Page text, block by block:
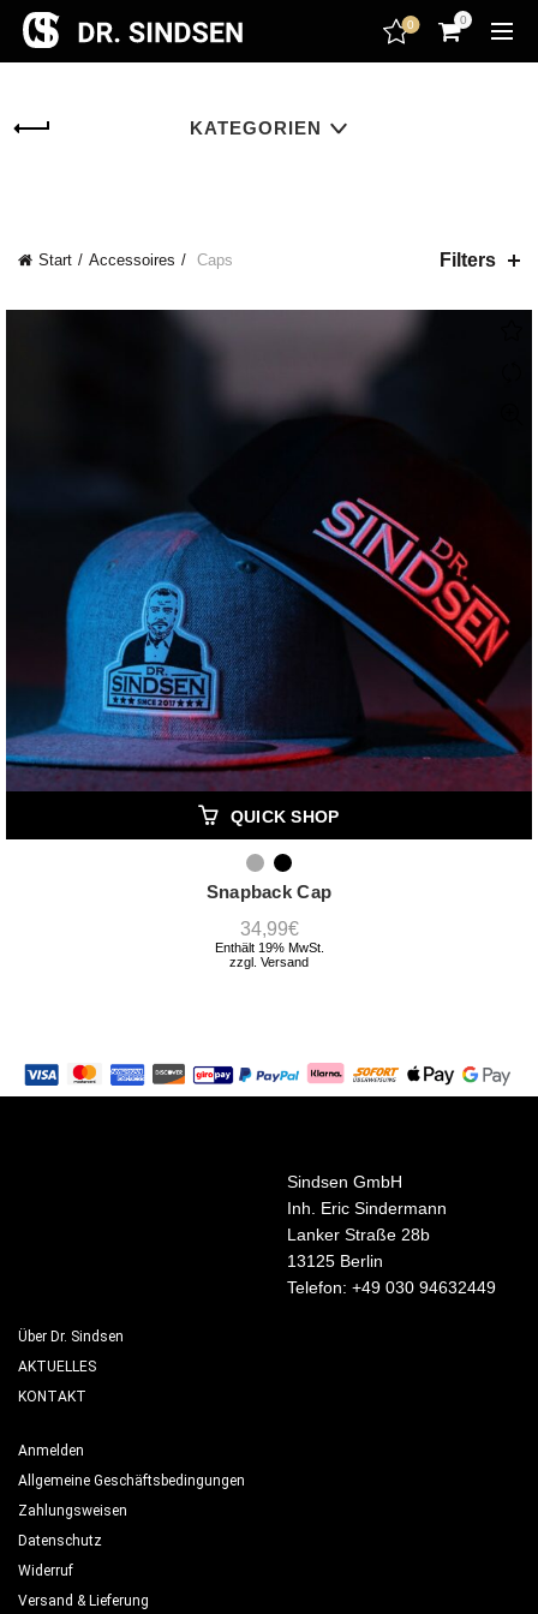
encodedScript:
0 0
KATEGORIEN
Start Accessoires Caps Filters
QUICK SHOP
Snapback Cap
34,99€
Enthält 19% MwSt.
zzgl. Versand
Sindsen GmbH
Inh. Eric Sindermann
Lanker Straße 28b
13125 Berlin
Telefon: +49 030 94632449
Über Dr. Sindsen
AKTUELLES
KONTAKT
Anmelden
Allgemeine Geschäftsbedingungen
Zahlungsweisen
Datenschutz
Widerruf
Versand & Lieferung